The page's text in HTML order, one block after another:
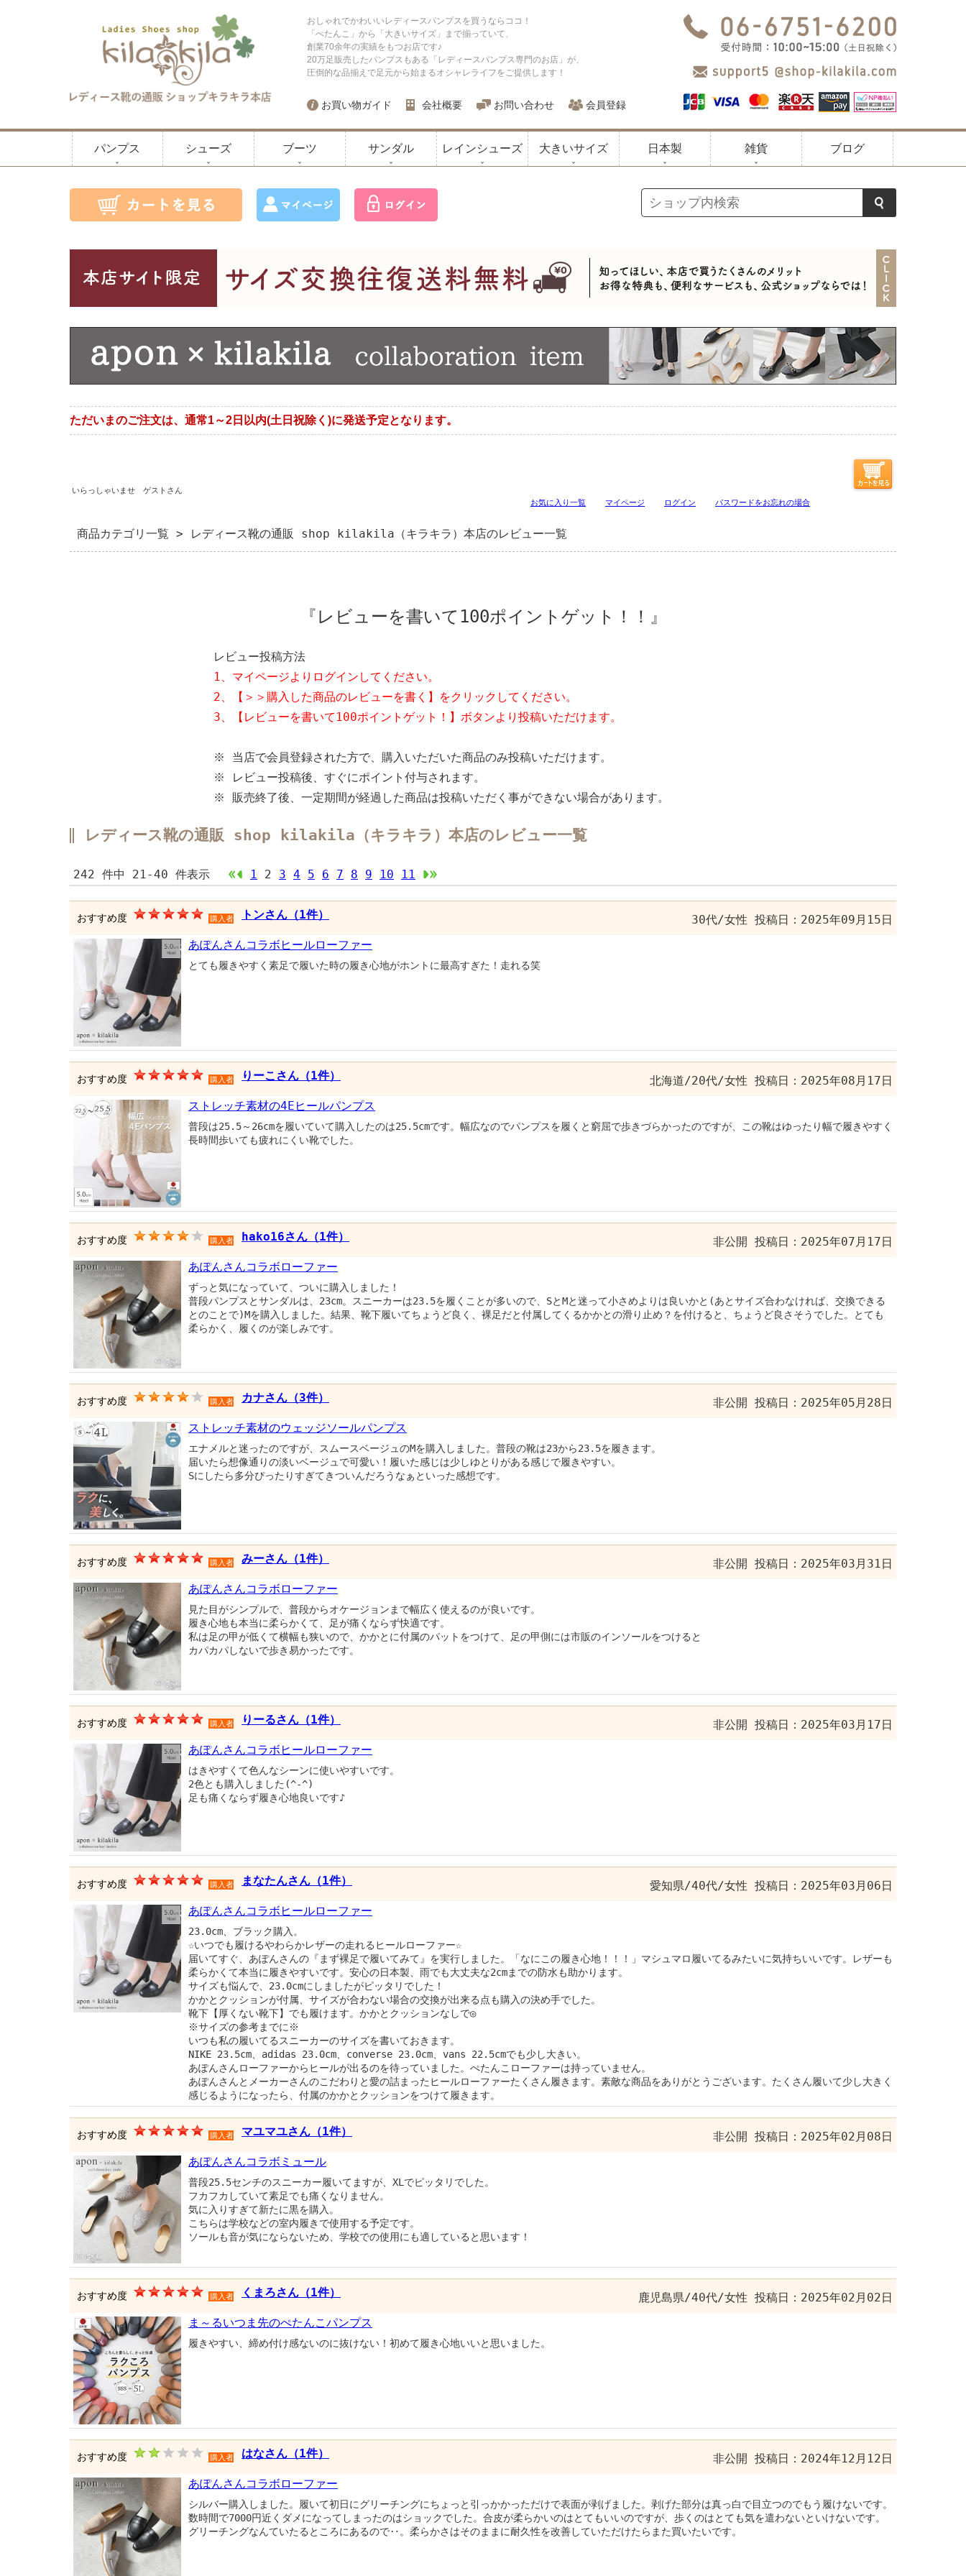
おしゃれでかわいいレディースパンプスを買うならココ！
「ぺたんこ」から「大きいサイズ」まで揃っていて、
創業70余年の実績をもつお店です♪
20万足販売したパンプスもある「レディースパンプス専門のお店」が、
圧倒的な品揃えで足元から始まるオシャレライフをご提供します！
お買い物ガイド 会社概要 お問い合わせ 会員登録
パンプス シューズ ブーツ サンダル レインシューズ 大きいサイズ 日本製 雑貨 ブログ
ただいまのご注文は、通常1～2日以内(土日祝除く)に発送予定となります。
いらっしゃいませ ゲストさん
お気に入り一覧
マイページ ログイン パスワードをお忘れの場合
商品カテゴリ一覧 > レディース靴の通販 shop kilakila（キラキラ）本店のレビュー一覧
『レビューを書いて100ポイントゲット！！』
レビュー投稿方法
1、マイページよりログインしてください。
2、【＞＞購入した商品のレビューを書く】をクリックしてください。
3、【レビューを書いて100ポイントゲット！】ボタンより投稿いただけます。
※ 当店で会員登録された方で、購入いただいた商品のみ投稿いただけます。
※ レビュー投稿後、すぐにポイント付与されます。
※ 販売終了後、一定期間が経過した商品は投稿いただく事ができない場合があります。
レディース靴の通販 shop kilakila（キラキラ）本店のレビュー一覧
242 件中 21-40 件表示 1 2 3 4 5 6 7 8 9 10 11
トンさん（1件） 30代/女性 投稿日：2025年09月15日
おすすめ度 購入者
あぽんさんコラボヒールローファー
とても履きやすく素足で履いた時の履き心地がホントに最高すぎた！走れる笑
りーこさん（1件） 北海道/20代/女性 投稿日：2025年08月17日
おすすめ度 購入者
ストレッチ素材の4Eヒールパンプス
普段は25.5～26cmを履いていて購入したのは25.5cmです。幅広なのでパンプスを履くと窮屈で歩きづらかったのですが、この靴はゆったり幅で履きやすく
長時間歩いても疲れにくい靴でした。
hako16さん（1件） 非公開 投稿日：2025年07月17日
おすすめ度 購入者
あぽんさんコラボローファー
ずっと気になっていて、ついに購入しました！
普段パンプスとサンダルは、23cm。スニーカーは23.5を履くことが多いので、SとMと迷って小さめよりは良いかと(あとサイズ合わなければ、交換できる
とのことで)Mを購入しました。結果、靴下履いてちょうど良く、裸足だと付属してくるかかとの滑り止め？を付けると、ちょうど良さそうでした。とても
柔らかく、履くのが楽しみです。
カナさん（3件） 非公開 投稿日：2025年05月28日
おすすめ度 購入者
ストレッチ素材のウェッジソールパンプス
エナメルと迷ったのですが、スムースベージュのMを購入しました。普段の靴は23から23.5を履きます。
届いたら想像通りの淡いベージュで可愛い！履いた感じは少しゆとりがある感じで履きやすい。
Sにしたら多分ぴったりすぎてきついんだろうなぁといった感想です。
みーさん（1件） 非公開 投稿日：2025年03月31日
おすすめ度 購入者
あぽんさんコラボローファー
見た目がシンプルで、普段からオケージョンまで幅広く使えるのが良いです。
履き心地も本当に柔らかくて、足が痛くならず快適です。
私は足の甲が低くて横幅も狭いので、かかとに付属のパットをつけて、足の甲側には市販のインソールをつけると
カパカパしないで歩き易かったです。
りーるさん（1件） 非公開 投稿日：2025年03月17日
おすすめ度 購入者
あぽんさんコラボヒールローファー
はきやすくて色んなシーンに使いやすいです。
2色とも購入しました(^-^)
足も痛くならず履き心地良いです♪
まなたんさん（1件） 愛知県/40代/女性 投稿日：2025年03月06日
おすすめ度 購入者
あぽんさんコラボヒールローファー
23.0cm、ブラック購入。
☆いつでも履けるやわらかレザーの走れるヒールローファー☆
届いてすぐ、あぽんさんの『まず裸足で履いてみて』を実行しました。「なにこの履き心地！！！」マシュマロ履いてるみたいに気持ちいいです。レザーも
柔らかくて本当に履きやすいです。安心の日本製、雨でも大丈夫な2cmまでの防水も助かります。
サイズも悩んで、23.0cmにしましたがピッタリでした！
かかとクッションが付属、サイズが合わない場合の交換が出来る点も購入の決め手でした。
靴下【厚くない靴下】でも履けます。かかとクッションなしで◎
※サイズの参考までに※
いつも私の履いてるスニーカーのサイズを書いておきます。
NIKE 23.5cm、adidas 23.0cm、converse 23.0cm、vans 22.5cmでも少し大きい。
あぽんさんローファーからヒールが出るのを待っていました。ぺたんこローファーは持っていません。
あぽんさんとメーカーさんのこだわりと愛の詰まったヒールローファーたくさん履きます。素敵な商品をありがとうございます。たくさん履いて少し大きく
感じるようになったら、付属のかかとクッションをつけて履きます。
マユマユさん（1件） 非公開 投稿日：2025年02月08日
おすすめ度 購入者
あぽんさんコラボミュール
普段25.5センチのスニーカー履いてますが、XLでピッタリでした。
フカフカしていて素足でも痛くなりません。
気に入りすぎて新たに黒を購入。
こちらは学校などの室内履きで使用する予定です。
ソールも音が気にならないため、学校での使用にも適していると思います！
くまろさん（1件） 鹿児島県/40代/女性 投稿日：2025年02月02日
おすすめ度 購入者
ま～るいつま先のぺたんこパンプス
履きやすい、締め付け感ないのに抜けない！初めて履き心地いいと思いました。
はなさん（1件） 非公開 投稿日：2024年12月12日
おすすめ度 購入者
あぽんさんコラボローファー
シルバー購入しました。履いて初日にグリーチングにちょっと引っかかっただけで表面が剥げました。剥げた部分は真っ白で目立つのでもう履けないです。
数時間で7000円近くダメになってしまったのはショックでした。合皮が柔らかいのはとてもいいのですが、歩くのはとても気を遣わないといけないです。
グリーチングなんていたるところにあるので‥。柔らかさはそのままに耐久性を改善していただけたらまた買いたいです。